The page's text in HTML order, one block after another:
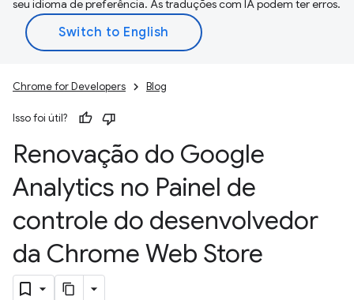
seu idioma de preferência. As traduções com IA podem ter erros.
Chrome for Developers Blog
Isso foi útil?
Renovação do Google
Analytics no Painel de
controle do desenvolvedor
da Chrome Web Store